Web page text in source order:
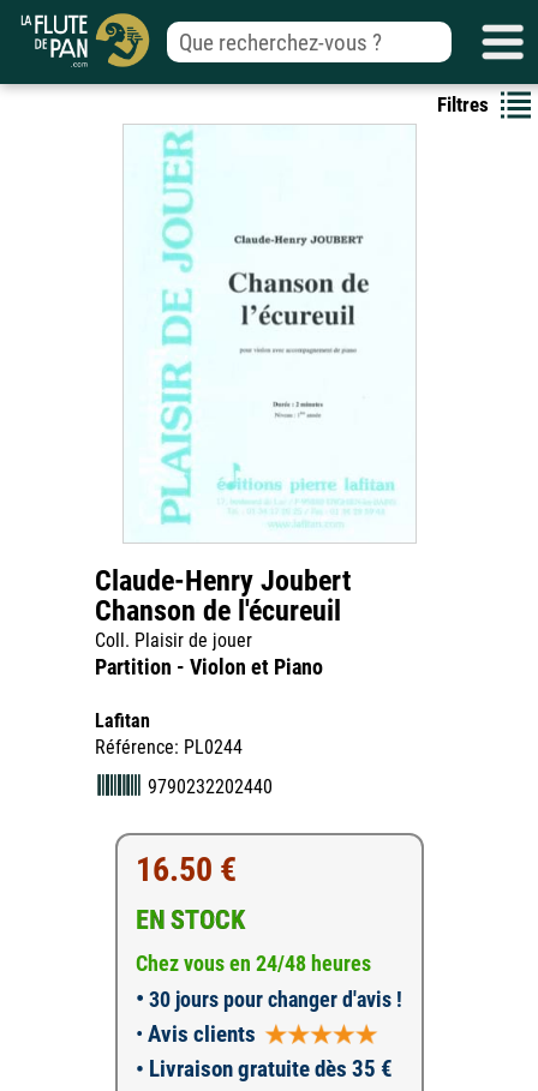
Filtres
Claude-Henry Joubert
Chanson de l'écureuil
Coll. Plaisir de jouer
Partition - Violon et Piano
Lafitan
Référence: PL0244
9790232202440
16.50 €
EN STOCK
Chez vous en 24/48 heures
• 30 jours pour changer d'avis !
• Avis clients
• Livraison gratuite dès 35 €